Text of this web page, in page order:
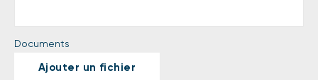
Documents
Ajouter un fichier